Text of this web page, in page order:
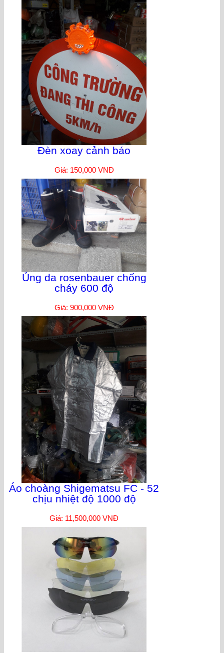
Đèn xoay cảnh báo
Giá: 150,000 VNĐ
Ủng da rosenbauer chống
cháy 600 độ
Giá: 900,000 VNĐ
Áo choàng Shigematsu FC - 52
chịu nhiệt độ 1000 độ
Giá: 11,500,000 VNĐ